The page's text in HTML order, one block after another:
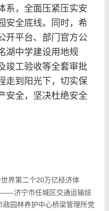
系，全面压紧压实安
安全底线。同时，希
开平台、部门官方公
湖中学建设用地规
竣工验收等全套审批
走到阳光下，切实保
安全，坚决杜绝安全
界第二个20万亿经济体
——济宁市任城区交通运输综
园林养护中心桥梁管理所党